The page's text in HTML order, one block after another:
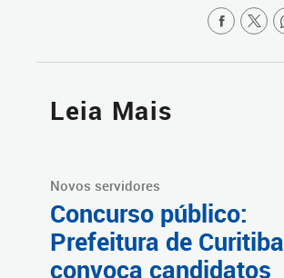
Leia Mais
Novos servidores
Concurso público:
Prefeitura de Curitiba
convoca candidatos